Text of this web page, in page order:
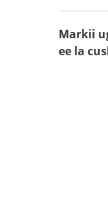
Markii
ee la